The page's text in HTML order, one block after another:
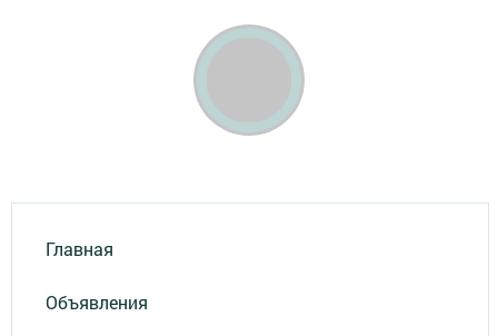
Главная
Объявления